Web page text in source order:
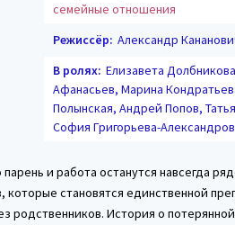
семейные отношения
Режиссёр: Александр
В ролях: Елизавета
Афанасьев, Марина
Полынская, Андрей Попов,
София Григорьева-
и работа останутся навсегда
которые становятся единственной
родственников. История о